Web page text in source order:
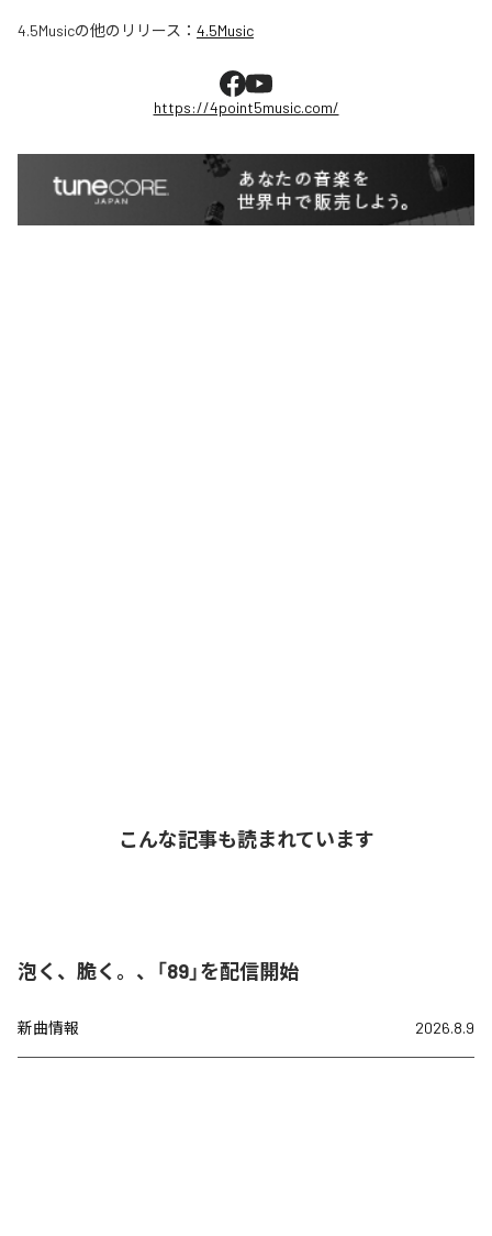
4.5Musicの他のリリース： 4.5Music
https://4point5music.com/
こんな記事も読まれています
泡く、脆く。、「89」を配信開始
新曲情報 2026.8.9